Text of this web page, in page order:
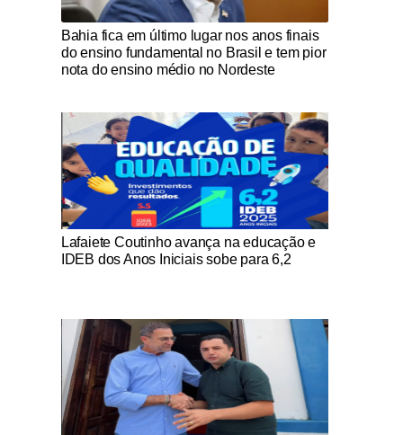
Notícias Católicas
Bahia fica em último lugar nos anos finais
do ensino fundamental no Brasil e tem pior
nota do ensino médio no Nordeste
Notícias Católicas
Lafaiete Coutinho avança na educação e
IDEB dos Anos Iniciais sobe para 6,2